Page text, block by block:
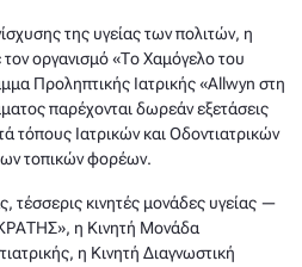
της υγείας των πολιτών, η
οργανισμό «Το Χαμόγελο του
Προληπτικής Ιατρικής «Allwyn στη
παρέχονται δωρεάν εξετάσεις
τόπους Ιατρικών και Οδοντιατρικών
τοπικών φορέων.​
τέσσερις κινητές μονάδες υγείας —
η Κινητή Μονάδα
η Κινητή Διαγνωστική